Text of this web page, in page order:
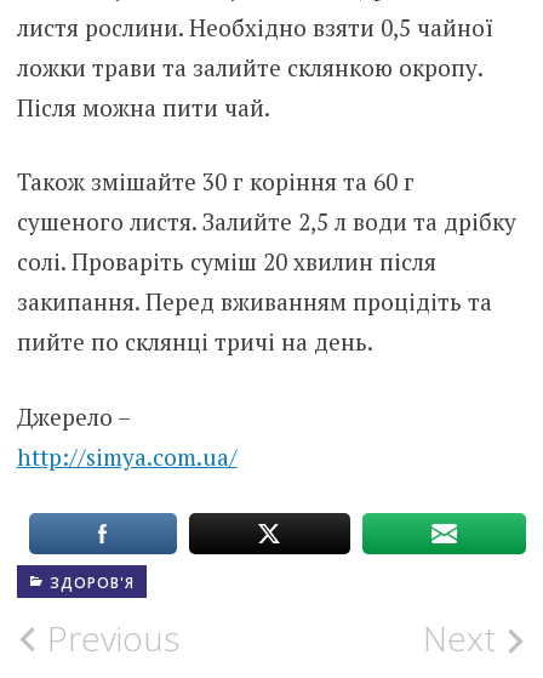
листя рослини. Необхідно взяти 0,5 чайної
ложки трави та залийте склянкою окропу.
Після можна пити чай.
Також змішайте 30 г коріння та 60 г
сушеного листя. Залийте 2,5 л води та дрібку
солі. Проваріть суміш 20 хвилин після
закипання. Перед вживанням процідіть та
пийте по склянці тричі на день.
Джерело –
http://simya.com.ua/
ЗДОРОВ'Я
Post
Previous Next